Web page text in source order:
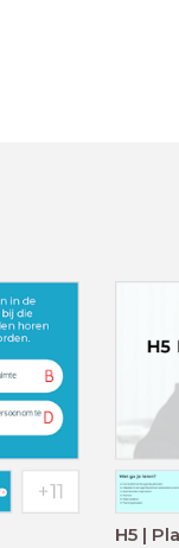
H5 |